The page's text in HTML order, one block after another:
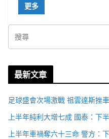
更多
最新文章
足球盛會次場激戰 祖雲達斯挫
上半年純利大增七成 國泰：下
上半年車禍奪六十三命 警方：